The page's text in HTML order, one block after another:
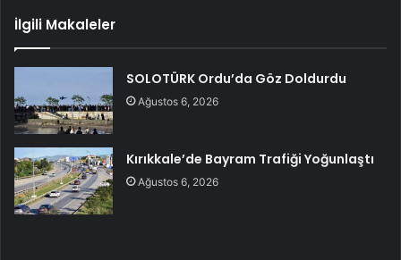
İlgili Makaleler
SOLOTÜRK Ordu’da Göz Doldurdu
Ağustos 6, 2026
Kırıkkale’de Bayram Trafiği Yoğunlaştı
Ağustos 6, 2026